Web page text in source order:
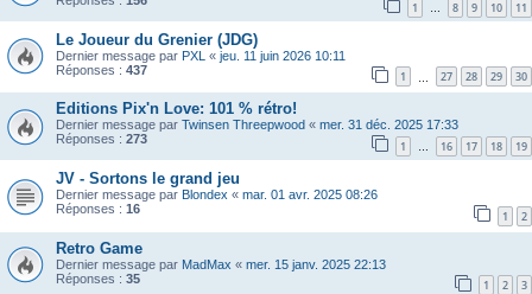
1 … 8 9 10 11
Le Joueur du Grenier (JDG)
Dernier message par PXL « jeu. 11 juin 2026 10:11
Réponses : 437 1 27 28 29 30
Editions Pix'n Love: 101 % rétro!
Dernier message par Twinsen Threepwood « mer. 31 déc. 2025 17:33
Réponses : 273 1 … 16 17 18 19
JV - Sortons le grand jeu
Dernier message par Blondex « mar. 01 avr. 2025 08:26
Réponses : 16 1 2
Retro Game
Dernier message par MadMax « mer. 15 janv. 2025 22:13
Réponses : 35 1 2 3